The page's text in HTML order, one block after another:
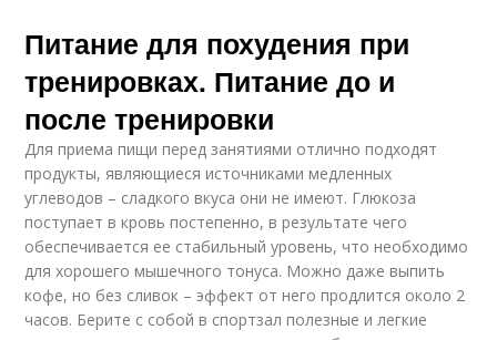
Питание для похудения при
тренировках. Питание до и
после тренировки
Для приема пищи перед занятиями отлично подходят
продукты, являющиеся источниками медленных
углеводов – сладкого вкуса они не имеют. Глюкоза
поступает в кровь постепенно, в результате чего
обеспечивается ее стабильный уровень, что необходимо
для хорошего мышечного тонуса. Можно даже выпить
кофе, но без сливок – эффект от него продлится около 2
часов. Берите с собой в спортзал полезные и легкие